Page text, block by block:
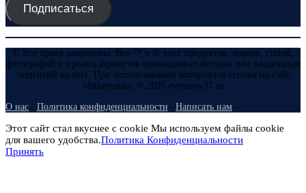
Подписаться
© Все права защищены. Все ™ и © всех продуктов, знаков, статей,
фотографий и прочих атрибутов принадлежат авторам или владельцам
лицензий на них. При использовании материалов ссылка на сайт
обязательна. © 2025 evmenov37.ru
О нас Политика конфиденциальности Написать нам
Этот сайт стал вкуснее с cookie Мы используем файлы cookie
для вашего удобства.Политика Конфиденциальности
Принять